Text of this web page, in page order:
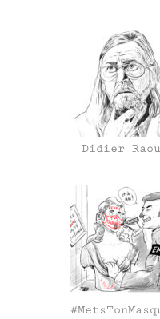
Didier